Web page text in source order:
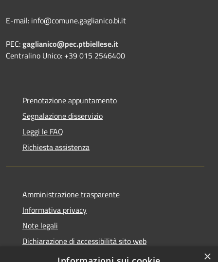
E-mail: info@comune.gaglianico.bi.it
PEC:gaglianico@pec.ptbiellese.it
Centralino Unico: +39 015 2546400
Prenotazione appuntamento
Segnalazione disservizio
Leggi le FAQ
Richiesta assistenza
Amministrazione trasparente
Informativa privacy
Note legali
Dichiarazione di accessibilità sito web
WhistleblowingPA
×